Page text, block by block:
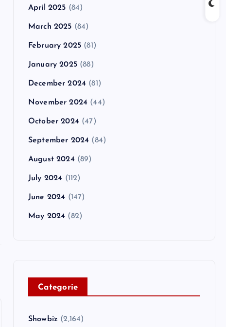
April 2025 (84)
March 2025 (84)
February 2025 (81)
January 2025(88)
December 2024 (81)
November 2024 (44)
October 2024 (47)
September 2024 (84)
August 2024 (89)
July 2024 (112)
June 2024 (147)
May 2024 (82)
Categorie
Showbiz (2,164)